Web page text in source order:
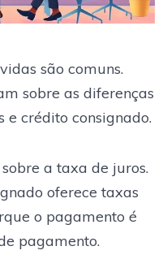
são comuns.
sobre as diferenças
e crédito consignado.
a taxa de juros.
oferece taxas
o pagamento é
pagamento.